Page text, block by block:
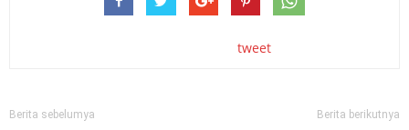
tweet
Berita sebelumya Berita berikutnya